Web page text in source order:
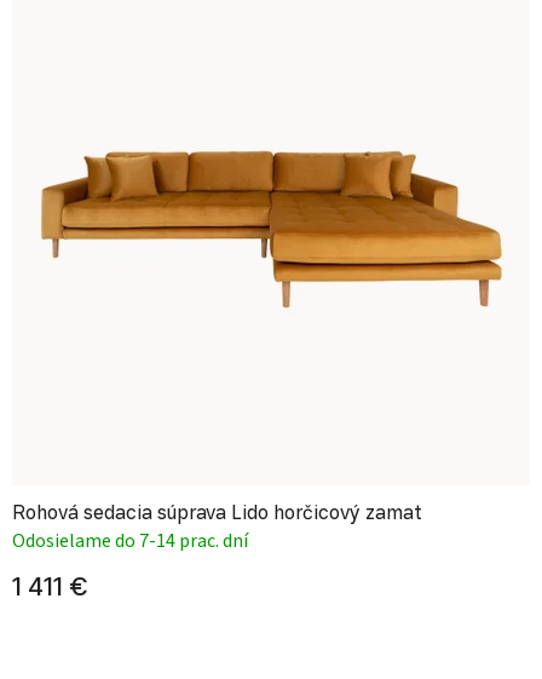
Rohová sedacia súprava Lido horčicový zamat
Odosielame do 7-14 prac. dní
1 411 €